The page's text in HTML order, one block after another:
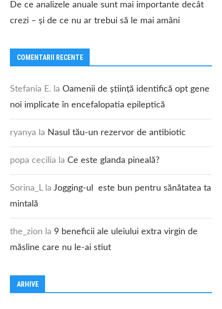
De ce analizele anuale sunt mai importante decât
crezi – și de ce nu ar trebui să le mai amâni
COMENTARII RECENTE
Stefania E. la Oamenii de știință identifică opt gene
noi implicate în encefalopatia epileptică
ryanya la Nasul tău-un rezervor de antibiotic
popa cecilia la Ce este glanda pineală?
Sorina_Lla Jogging-ul este bun pentru sănătatea ta
mintală
the_zion la 9 beneficii ale uleiului extra virgin de
măsline care nu le-ai stiut
ARHIVE